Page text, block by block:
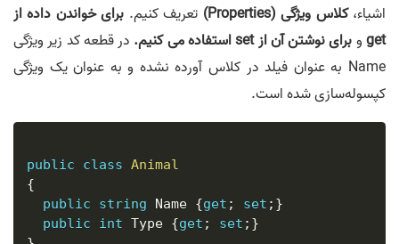
اشیاء،کلاس ویژگی (Properties) تعریف کنیم. برای خواندن داده از
getوبرای نوشتن آن از set استفاده می کنیم.
در قطعه کد زیر ویژگی
Name به عنوان فیلد در کلاس آورده نشده و به عنوان یک ویژگی
کپسوله‌سازی شده است.
public class Animal
{
public
string Name {get ; set ; }
public
int Type {get ; set ; }